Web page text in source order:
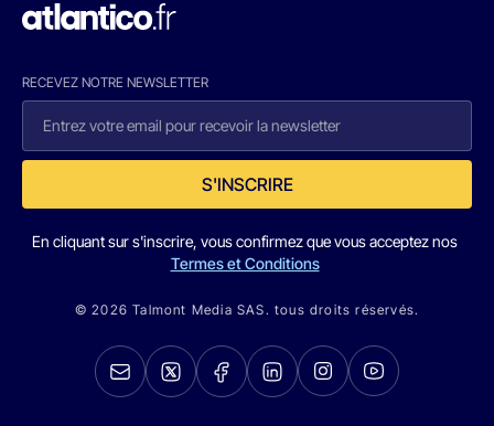
RECEVEZ NOTRE NEWSLETTER
S'INSCRIRE
En cliquant sur s'inscrire, vous confirmez que vous acceptez nos
Termes et Conditions
© 2026 Talmont Media SAS. tous droits réservés.